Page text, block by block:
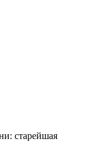
старейшая